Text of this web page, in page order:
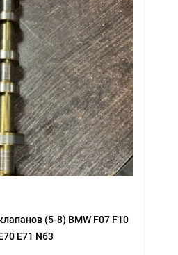
(5-8) BMW F07 F10
E71 N63